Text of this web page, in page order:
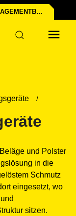
FACILITY MANAGEMENT­BRANCHE
und Polster
in die
Schmutz
eingesetzt, wo
sitzen.